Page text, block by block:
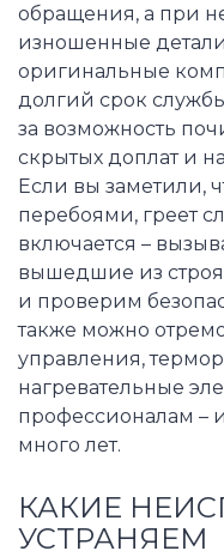
обращения, а при
изношенные
оригинальные
долгий срок
за возможность
скрытых доплат и
Если вы заметили,
перебоями, греет
включается –
вышедшие из строя
и проверим
также можно
управления,
нагревательные
профессионалам –
много лет.
КАКИЕ
УСТРАНЯЕМ